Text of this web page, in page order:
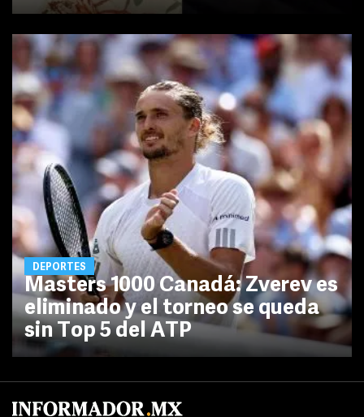
DEPORTES
Masters 1000 Canadá: Zverev es
eliminado y el torneo se queda
sin Top 5 del ATP